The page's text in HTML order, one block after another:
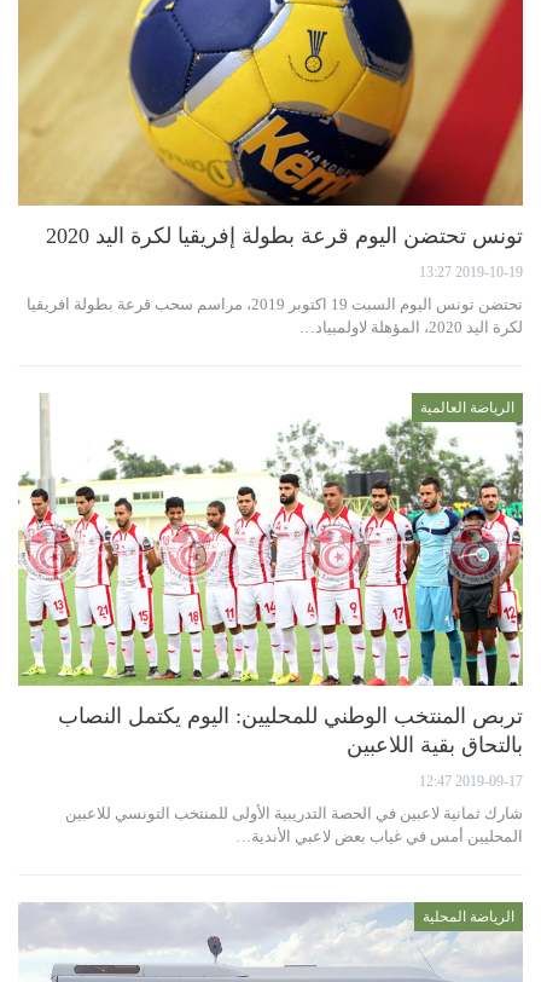
تونس تحتضن اليوم قرعة بطولة إفريقيا لكرة اليد 2020
2019-10-19 13:27
تحتضن تونس اليوم السبت 19 اكتوبر 2019، مراسم سحب قرعة بطولة افريقيا
لكرة اليد 2020، المؤهلة لاولمبياد…
الرياضة العالمية
تربص المنتخب الوطني للمحليين: اليوم يكتمل النصاب
بالتحاق بقية اللاعبين
2019-09-17 12:47
شارك ثمانية لاعبين في الحصة التدريبية الأولى للمنتخب التونسي للاعبين
المحليين أمس في غياب بعض لاعبي الأندية…
الرياضة المحلية